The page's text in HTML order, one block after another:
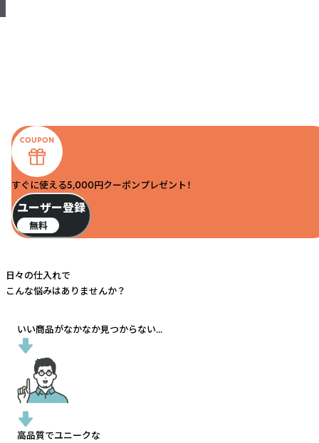
すぐに使える5,000円クーポンプレゼント！
ユーザー登録
無料
日々の仕入れで
こんな悩みはありませんか？
いい商品がなかなか見つからない...
高品質でユニークな